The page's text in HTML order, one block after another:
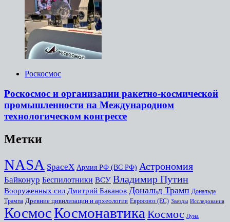
Роскосмос
Роскосмос и организации ракетно-космической
промышленности на Международном
технологическом конгрессе
Метки
NASA SpaceX Армия РФ (ВС РФ) Астрономия
Байконур Беспилотники ВСУ Владимир Путин
Вооруженных сил Дмитрий Баканов Дональд Трамп Дональда
Трампа Древние цивилизации и археология Евросоюз (ЕС) Звезды Исследования
КосмоcКосмонавтика Космос Луна